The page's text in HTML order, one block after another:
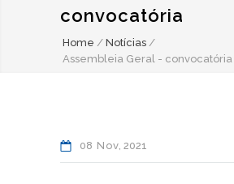
convocatória
Home / Notícias /
Assembleia Geral - convocatória
08 Nov 2021